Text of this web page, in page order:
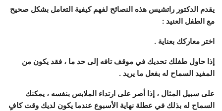
يقدم الدكتور راتشيس هذه النصائح لفهم كيفية التعامل بشكل صحيح
مع الطفل العنيد :
اختر معاركك بعناية .
إذا حاول طفلك تحديك في موقف تافه إلى حد ما ، فقد يكون من
المفيد السماح له بفعل ما يريد .
على سبيل المثال ، إذا أصر على ارتداء الملابس بنفسه ، يمكنك
السماح له بذلك في عطلة نهاية الأسبوع عندما يكون لديك وقت كافٍ